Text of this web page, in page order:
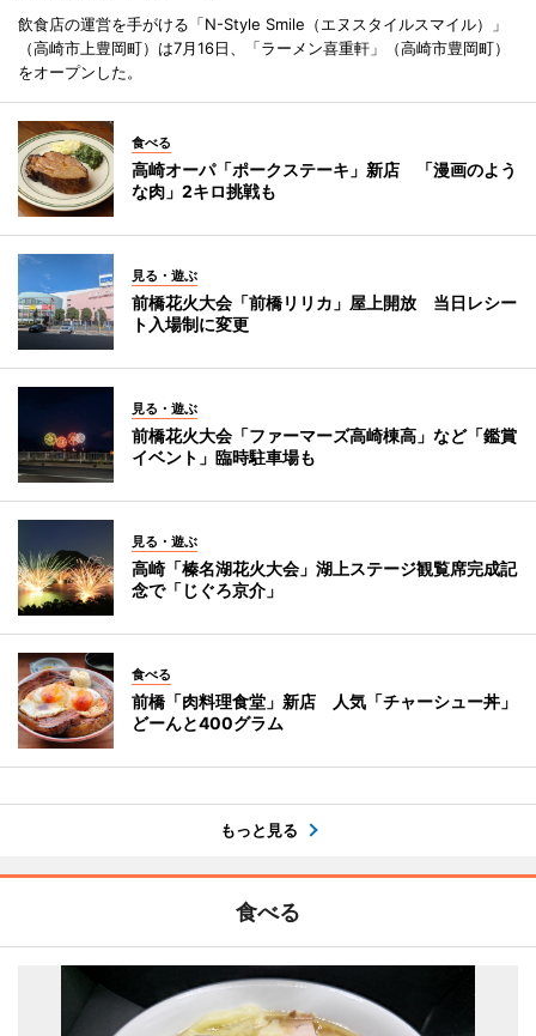
飲食店の運営を手がける「N-Style Smile（エヌスタイルスマイル）」
（高崎市上豊岡町）は7月16日、「ラーメン喜重軒」（高崎市豊岡町）
をオープンした。
食べる
高崎オーパ「ポークステーキ」新店 「漫画のよう
な肉」2キロ挑戦も
見る・遊ぶ
前橋花火大会「前橋リリカ」屋上開放 当日レシー
ト入場制に変更
見る・遊ぶ
前橋花火大会「ファーマーズ高崎棟高」など「鑑賞
イベント」臨時駐車場も
見る・遊ぶ
高崎「榛名湖花火大会」湖上ステージ観覧席完成記
念で「じぐろ京介」
食べる
前橋「肉料理食堂」新店 人気「チャーシュー丼」
どーんと400グラム
もっと見る
食べる